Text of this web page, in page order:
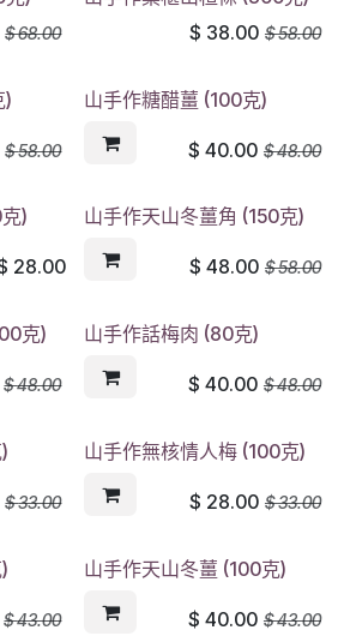
$68.00
$ 38.00 $58.00
)
$58.00
山手作糖醋薑 (100克)
$ 40.00 $48.00
)
28.00
山手作天山冬薑角 (150克)
$ 48.00 $58.00
克)
$48.00
山手作話梅肉 (80克)
$ 40.00 $48.00
$33.00
山手作無核情人梅 (100克)
$ 28.00 $33.00
$43.00
山手作天山冬薑 (100克)
$ 40.00 $43.00